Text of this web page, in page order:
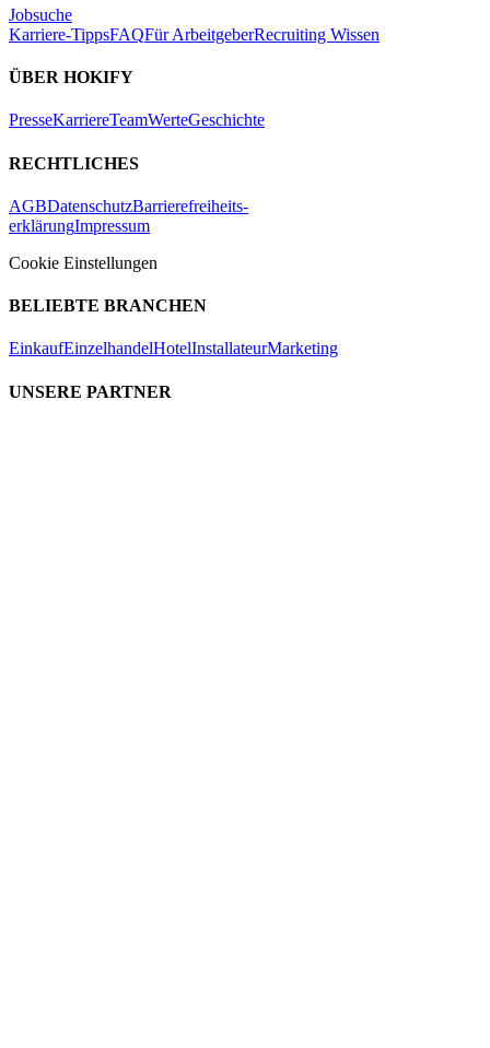
Jobsuche
Karriere-TippsFAQFür ArbeitgeberRecruiting Wissen
ÜBER HOKIFY
PresseKarriereTeamWerteGeschichte
RECHTLICHES
AGBDatenschutzBarrierefreiheits-
erklärungImpressum
Cookie Einstellungen
BELIEBTE BRANCHEN
EinkaufEinzelhandelHotelInstallateurMarketing
UNSERE PARTNER